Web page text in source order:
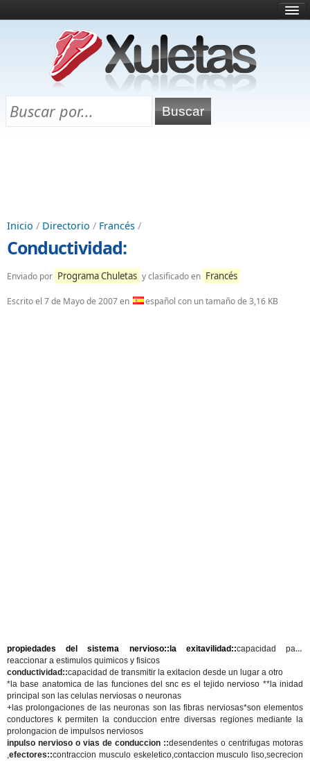
¿Qué es esto?
Directorio
Chuletas para exámenes
Inicio / Directorio / Francés /
Conductividad:
Enviado por Programa Chuletas y clasificado en Francés
Escrito el 7 de Mayo de 2007en español con un tamaño de 3,16 KB
propiedades del sistema nervioso::la exitavilidad::capacidad para
reaccionar a estimulos quimicos y fisicos
conductividad::capacidad de transmitir la exitacion desde un lugar a otro
*la base anatomica de las funciones del snc es el tejido nervioso **la inidad
principal son las celulas nerviosas o neuronas
+las prolongaciones de las neuronas son las fibras nerviosas*son elementos
conductores k permiten la conduccion entre diversas regiones mediante la
prolongacion de impulsos nerviosos
inpulso nervioso o vias de conduccion ::desendentes o centrifugas motoras
,efectores::contraccion musculo eskeletico,contaccion musculo liso,secrecion